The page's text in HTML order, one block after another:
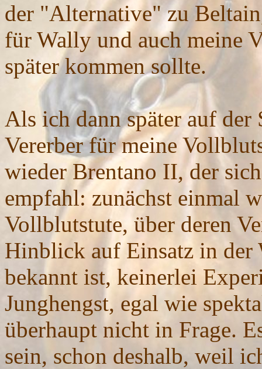
der "Alternative" zu
für Wally und auch meine
später kommen sollte.
Als ich dann später auf der
Vererber für meine
wieder Brentano II, der
empfahl: zunächst einmal
Vollblutstute, über deren
Hinblick auf Einsatz in der
bekannt ist, keinerlei
Junghengst, egal wie
überhaupt nicht in Frage.
sein, schon deshalb, weil